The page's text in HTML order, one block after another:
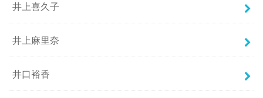
井上喜久子
井上麻里奈
井口裕香